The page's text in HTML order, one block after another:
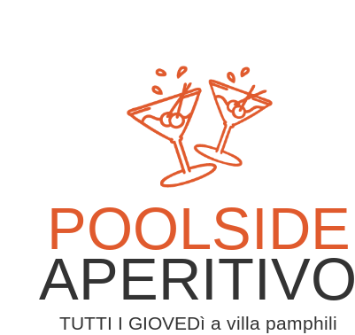
POOLSIDE
APERITIVO
TUTTI I GIOVEDì a villa pamphili